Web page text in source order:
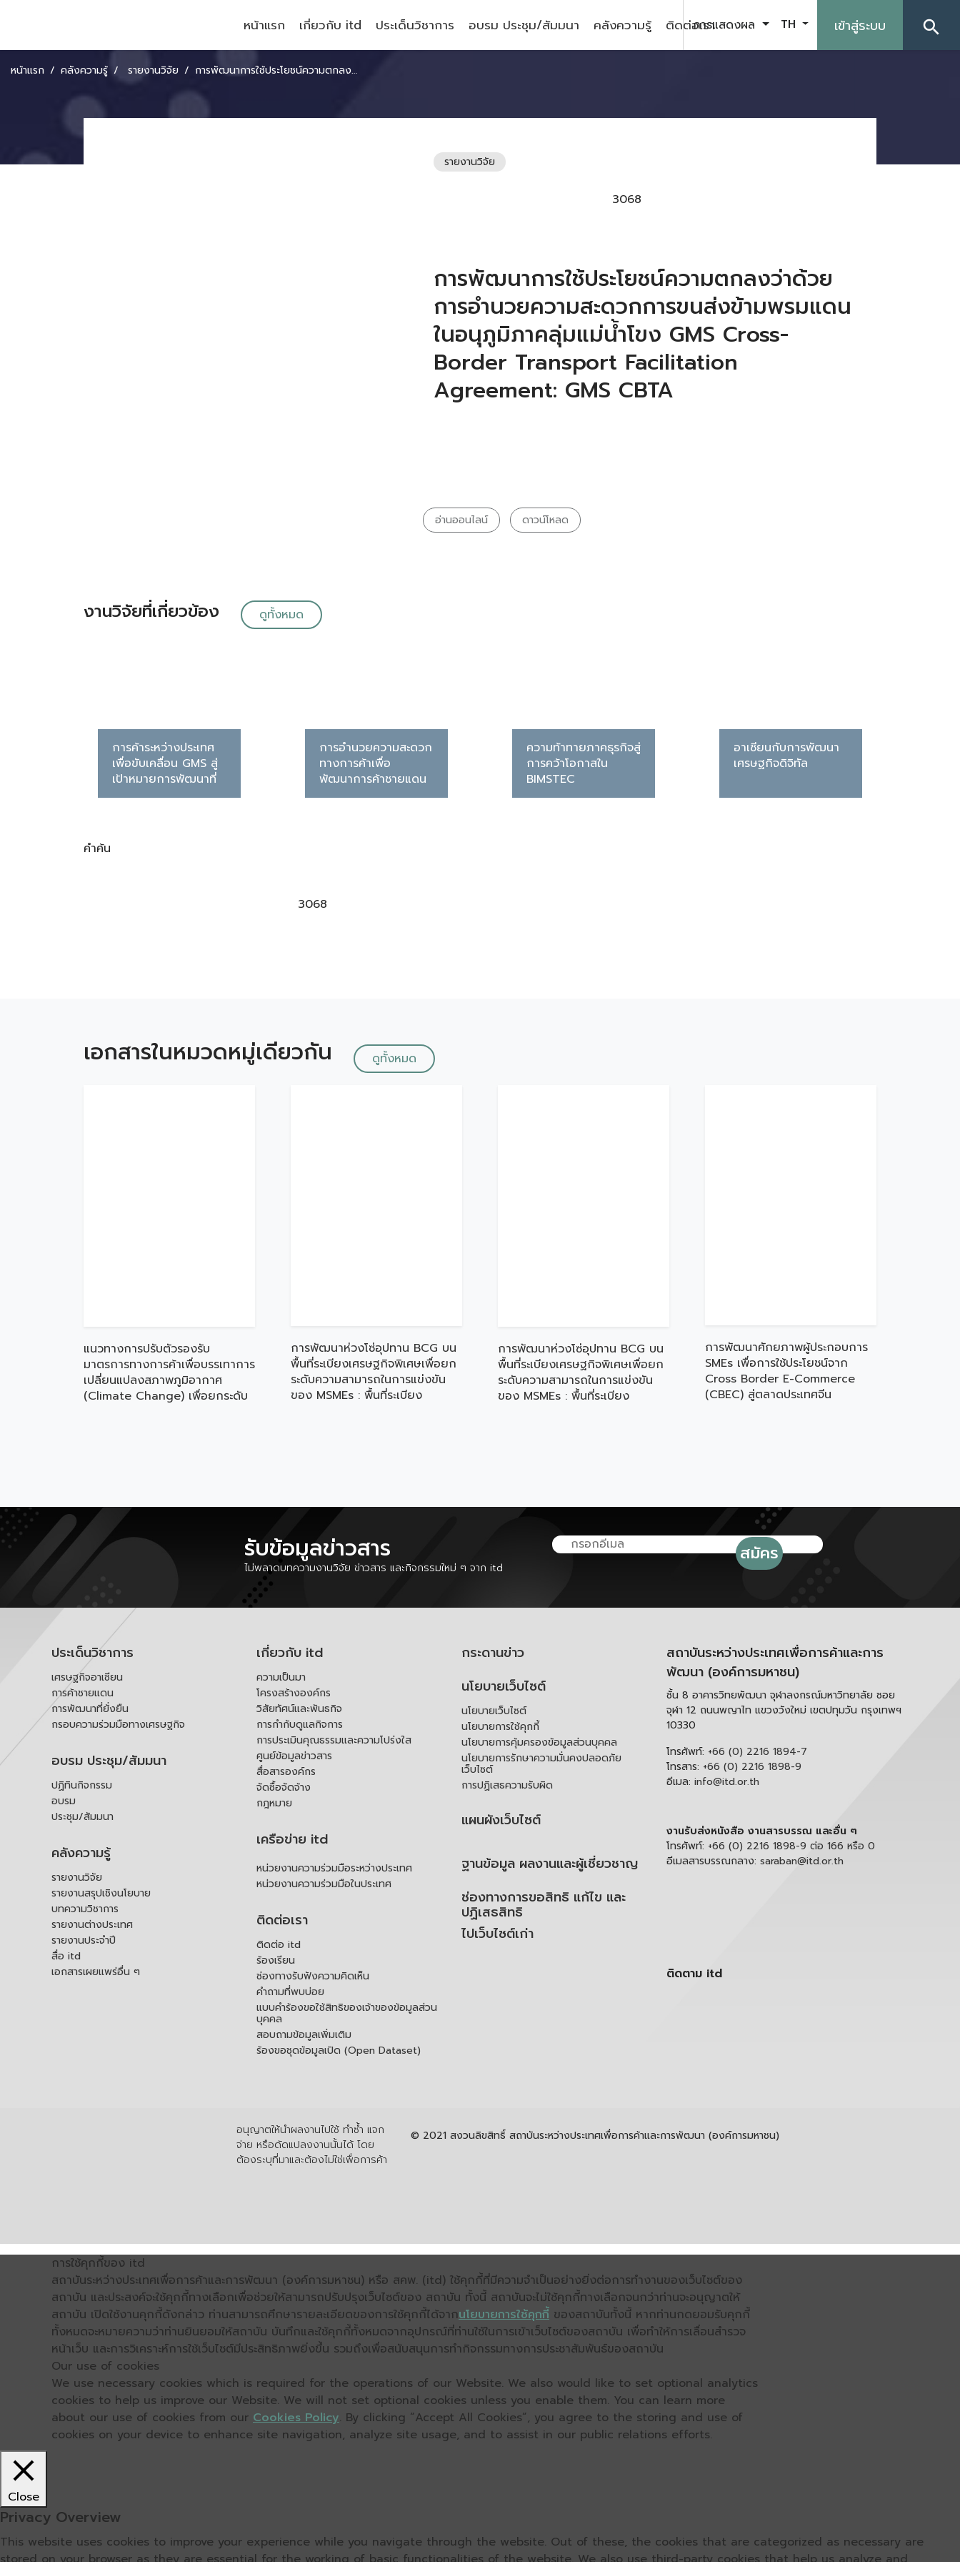
หน้าแรก เกี่ยวกับ itd ประเด็นวิชาการ อบรม ประชุม/สัมมนา คลังความรู้ ติดต่อเราการแสดงผล TH เข้าสู่ระบบ search
หน้าแรก คลังความรู้ รายงานวิจัย การพัฒนาการใช้ประโยชน์ความตกลงว่าด้วยการอำนวยความสะดวกการขนส่งข้ามพรมแดนในอนุภูมิภาคลุ่มแม่น้ำโขง GMS Cross-Border Transport Facilitation Agreement: GMS CBTA
รายงานวิจัย
3068
การพัฒนาการใช้ประโยชน์ความตกลงว่าด้วย
การอำนวยความสะดวกการขนส่งข้ามพรมแดน
ในอนุภูมิภาคลุ่มแม่น้ำโขง GMS Cross-
Border Transport Facilitation
Agreement: GMS CBTA
อ่านออนไลน์ ดาวน์โหลด
งานวิจัยที่เกี่ยวข้อง ดูทั้งหมด
การค้าระหว่างประเทศ
เพื่อขับเคลื่อน GMS สู่
เป้าหมายการพัฒนาที่
ยั่งยืน
การอำนวยความสะดวก
ทางการค้าเพื่อ
พัฒนาการค้าชายแดน
ความท้าทายภาคธุรกิจสู่
การคว้าโอกาสใน
BIMSTEC
อาเซียนกับการพัฒนา
เศรษฐกิจดิจิทัล
คำค้น
3068
เอกสารในหมวดหมู่เดียวกัน ดูทั้งหมด
แนวทางการปรับตัวรองรับ
มาตรการทางการค้าเพื่อบรรเทาการ
เปลี่ยนแปลงสภาพภูมิอากาศ
(Climate Change) เพื่อยกระดับ
การพัฒนาห่วงโซ่อุปทาน BCG บน
พื้นที่ระเบียงเศรษฐกิจพิเศษเพื่อยก
ระดับความสามารถในการแข่งขัน
ของ MSMEs : พื้นที่ระเบียง
การพัฒนาห่วงโซ่อุปทาน BCG บน
พื้นที่ระเบียงเศรษฐกิจพิเศษเพื่อยก
ระดับความสามารถในการแข่งขัน
ของ MSMEs : พื้นที่ระเบียง
การพัฒนาศักยภาพผู้ประกอบการ
SMEs เพื่อการใช้ประโยชน์จาก
Cross Border E-Commerce
(CBEC) สู่ตลาดประเทศจีน
รับข้อมูลข่าวสาร
ไม่พลาดบทความงานวิจัย ข่าวสาร และกิจกรรมใหม่ ๆ จาก itd
ประเด็นวิชาการ
เศรษฐกิจอาเซียน
การค้าชายแดน
การพัฒนาที่ยั่งยืน
กรอบความร่วมมือทางเศรษฐกิจ
อบรม ประชุม/สัมมนา
ปฏิทินกิจกรรม
อบรม
ประชุม/สัมมนา
คลังความรู้
รายงานวิจัย
รายงานสรุปเชิงนโยบาย
บทความวิชาการ
รายงานต่างประเทศ
รายงานประจำปี
สื่อ itd
เอกสารเผยแพร่อื่น ๆ
เกี่ยวกับ itd
ความเป็นมา
โครงสร้างองค์กร
วิสัยทัศน์และพันธกิจ
การกำกับดูแลกิจการ
การประเมินคุณธรรมและความโปร่งใส
ศูนย์ข้อมูลข่าวสาร
สื่อสารองค์กร
จัดซื้อจัดจ้าง
กฎหมาย
เครือข่าย itd
หน่วยงานความร่วมมือระหว่างประเทศ
หน่วยงานความร่วมมือในประเทศ
ติดต่อเรา
ติดต่อ itd
ร้องเรียน
ช่องทางรับฟังความคิดเห็น
คำถามที่พบบ่อย
แบบคำร้องขอใช้สิทธิของเจ้าของข้อมูลส่วน
บุคคล
สอบถามข้อมูลเพิ่มเติม
ร้องขอชุดข้อมูลเปิด (Open Dataset)
กระดานข่าว
นโยบายเว็บไซต์
นโยบายเว็บไซต์
นโยบายการใช้คุกกี้
นโยบายการคุ้มครองข้อมูลส่วนบุคคล
นโยบายการรักษาความมั่นคงปลอดภัย
เว็บไซต์
การปฏิเสธความรับผิด
แผนผังเว็บไซต์
ฐานข้อมูล ผลงานและผู้เชี่ยวชาญ
ช่องทางการขอสิทธิ แก้ไข และ
ปฏิเสธสิทธิ
ไปเว็บไซต์เก่า
สถาบันระหว่างประเทศเพื่อการค้าและการ
พัฒนา (องค์การมหาชน)
ชั้น 8 อาคารวิทยพัฒนา จุฬาลงกรณ์มหาวิทยาลัย ซอย
จุฬา 12 ถนนพญาไท แขวงวังใหม่ เขตปทุมวัน กรุงเทพฯ
10330
โทรศัพท์: +66 (0) 2216 1894-7
โทรสาร: +66 (0) 2216 1898-9
อีเมล: info@itd.or.th
งานรับส่งหนังสือ งานสารบรรณ และอื่น ๆ
โทรศัพท์: +66 (0) 2216 1898-9 ต่อ 166 หรือ 0
อีเมลสารบรรณกลาง: saraban@itd.or.th
ติดตาม itd
อนุญาตให้นำผลงานไปใช้ ทำซ้ำ แจก
จ่าย หรือดัดแปลงงานนั้นได้ โดย
ต้องระบุที่มาและต้องไม่ใช่เพื่อการค้า
© 2021 สงวนลิขสิทธิ์ สถาบันระหว่างประเทศเพื่อการค้าและการพัฒนา (องค์การมหาชน)
การใช้คุกกี้ของ itd
สถาบันระหว่างประเทศเพื่อการค้าและการพัฒนา (องค์การมหาชน) หรือ สคพ. (itd) ใช้คุกกี้ที่มีความจำเป็นอย่างยิ่งต่อการทำงานของเว็บไซต์ของ
สถาบัน และประสงค์จะใช้คุกกี้ทางเลือกเพื่อช่วยให้สามารถปรับปรุงเว็บไซต์ของ สถาบัน ทั้งนี้ สถาบันจะไม่ใช้คุกกี้ทางเลือกจนกว่าท่านจะอนุญาตให้
สถาบัน เปิดใช้งานคุกกี้ดังกล่าว ท่านสามารถศึกษารายละเอียดของการใช้คุกกี้ได้จากนโยบายการใช้คุกกี้ ของสถาบันทั้งนี้ หากท่านกดยอมรับคุกกี้
ทั้งหมดจะหมายความว่าท่านยินยอมให้สถาบัน บันทึกและใช้คุกกี้ทั้งหมดจากอุปกรณ์ที่ท่านใช้ในการเข้าเว็บไซต์ของสถาบัน เพื่อทำให้การเลื่อนสำรวจ
หน้าเว็บ และการวิเคราะห์การใช้เว็บไซต์มีประสิทธิภาพยิ่งขึ้น รวมถึงเพื่อสนับสนุนการทำกิจกรรมทางการประชาสัมพันธ์ของสถาบัน
Our use of cookies
We use necessary cookies which is required for the operations of our Website. We also would like to set optional analytics
cookies to help us improve our Website. We will not set optional cookies unless you enable them. You can learn more
about our use of cookies from our Cookies Policy. By clicking “Accept All Cookies”, you agree to the storing and use of
cookies on your device to enhance site navigation, analyze site usage, and to assist in our public relations efforts.
Close
Privacy Overview
This website uses cookies to improve your experience while you navigate through the website. Out of these, the cookies that are categorized as necessary are